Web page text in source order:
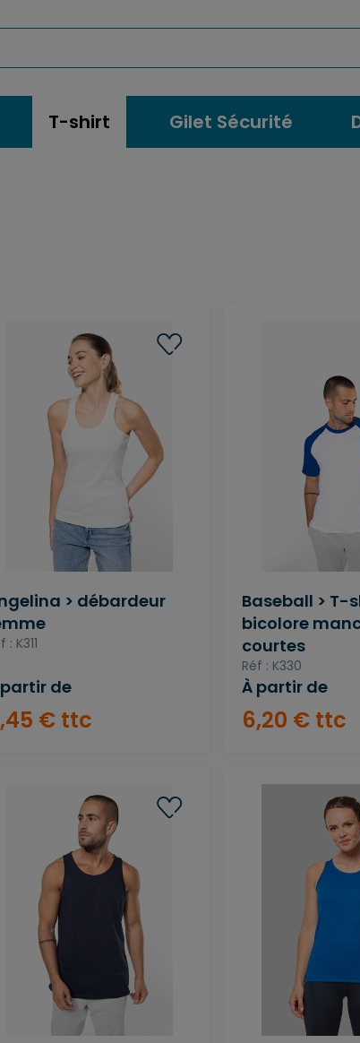
T-shirt Gilet Sécurité
> débardeur
: K311
de
,45 € ttc
Baseball > T-
bicolore
courtes
Réf : K330
À partir de
6,20 € ttc